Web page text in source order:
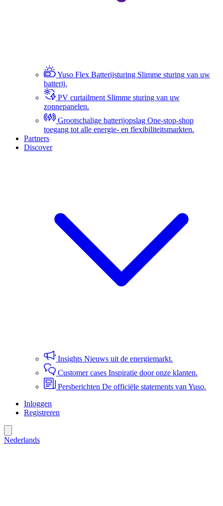
Yuso Flex Batterijsturing Slimme sturing van uw
batterij.
PV curtailment Slimme sturing van uw
zonnepanelen.
Grootschalige batterijopslag One-stop-shop
toegang tot alle energie- en flexibiliteitsmarkten.
Partners
Discover
Insights Nieuws uit de energiemarkt.
Customer cases Inspiratie door onze klanten.
Persberichten De officiële statements van Yuso.
Inloggen
Registreren
Nederlands